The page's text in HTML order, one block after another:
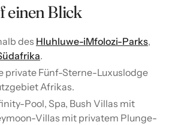
einen Blick
des Hluhluwe-iMfolozi-Parks,
.
private Fünf-Sterne-Luxuslodge
Afrikas.
Pool, Spa, Bush Villas mit
Villas mit privatem Plunge-